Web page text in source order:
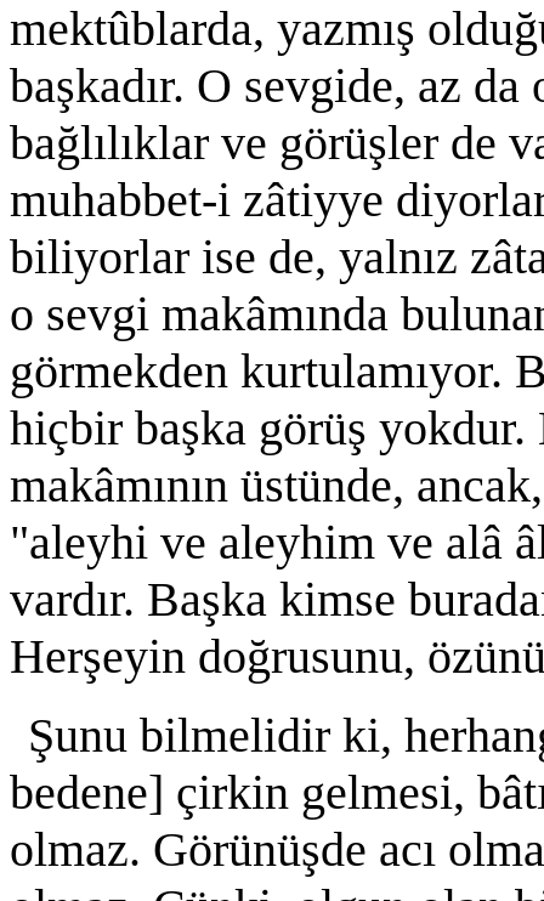
mektûblarda, yazmış
başkadır. O sevgide, az
bağlılıklar ve görüşler de
muhabbet-i zâtiyye
biliyorlar ise de, yalnız
o sevgi makâmında
görmekden kurtulamıyor.
hiçbir başka görüş yokdur.
makâmının üstünde,
"aleyhi ve aleyhim ve alâ
vardır. Başka kimse
Herşeyin doğrusunu,
Şunu bilmelidir ki,
bedene] çirkin gelmesi,
olmaz. Görünüşde acı